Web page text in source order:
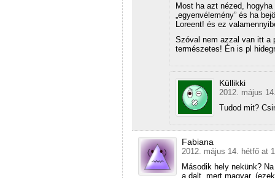
Most ha azt nézed,
„egyenvélemény” és ha
Loreent! és ez
Szóval nem azzal van itt a
természetes! Én is pl
Küllikki
2012. május
Tudod mit?
Fabiana
2012. május 14. hétfő at
Második hely nekünk?
a dalt, mert magyar.